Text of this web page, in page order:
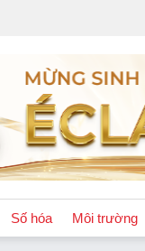
Số hóa Môi trường